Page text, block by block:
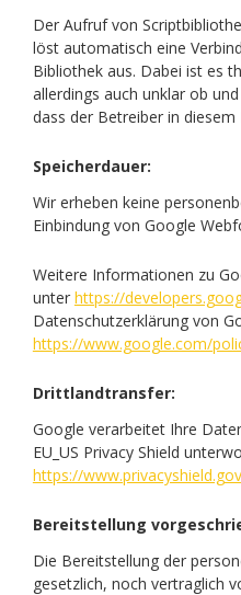
Der Aufruf von
löst automatisch eine
Bibliothek aus. Dabei ist es
allerdings auch unklar ob
dass der Betreiber in
Speicherdauer:
Wir erheben keine
Einbindung von Google
Weitere Informationen zu
unter https://
Datenschutzerklärung von
https://www.google.com/
Drittlandtransfer:
Google verarbeitet Ihre
EU_US Privacy Shield
https://
Bereitstellung
Die Bereitstellung der
gesetzlich, noch vertraglich